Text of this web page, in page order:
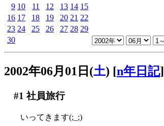
9 10 11 12 13 14 15
16 17 18 19 20 21 22
23 24 25 26 27 28 29
30
2002年06月01日(土) [n年日記]
#1 社員旅行
いってきます(;_;)